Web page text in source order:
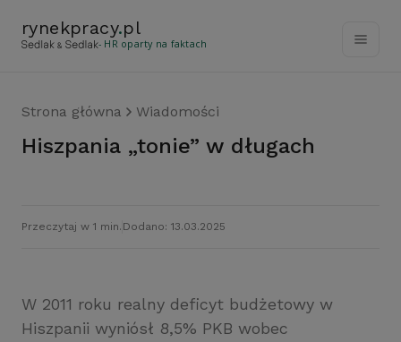
rynekpracy.pl
- HR oparty na faktach
Strona główna Wiadomości
Hiszpania „tonie” w długach
Przeczytaj w 1 min. Dodano: 13.03.2025
W 2011 roku realny deficyt budżetowy w
Hiszpanii wyniósł 8,5% PKB wobec